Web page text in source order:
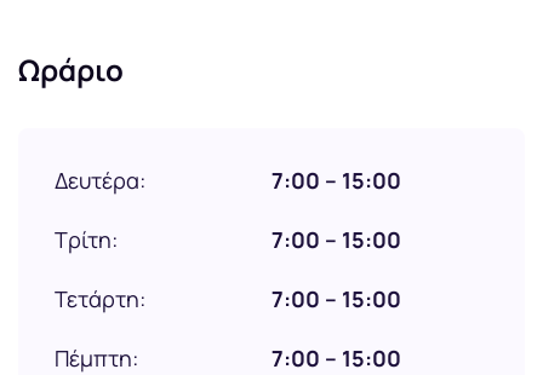
Ωράριο
Δευτέρα: 7:00 – 15:00
Τρίτη: 7:00 – 15:00
Τετάρτη: 7:00 – 15:00
Πέμπτη: 7:00 – 15:00